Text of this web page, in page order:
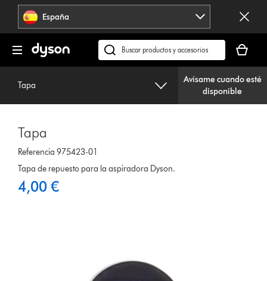
Omitir
navegación España
Buscar
en
cesta
está
vacía
Tapa
Avísame cuando esté
disponible
Tapa
Referencia 975423-01
Tapa de repuesto para la aspiradora Dyson.
4,00 €